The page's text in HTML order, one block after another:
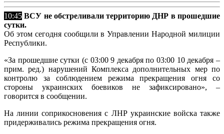
10:45 ВСУ не обстреливали территорию ДНР в прошедшие
сутки.
Об этом сегодня сообщили в Управлении Народной милиции
Республики.
«За прошедшие сутки (с 03:00 9 декабря по 03:00 10 декабря –
прим. ред.) нарушений Комплекса дополнительных мер по
контролю за соблюдением режима прекращения огня со
стороны украинских боевиков не зафиксировано», –
говорится в сообщении.
На линии соприкосновения с ЛНР украинские войска также
придерживались режима прекращения огня.